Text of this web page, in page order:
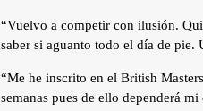
“Vuelvo a competir con ilusión.
saber si aguanto todo el día de
“Me he inscrito en el British
semanas pues de ello dependerá